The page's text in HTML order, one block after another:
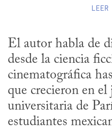
LEER
El autor habla de
desde la ciencia
cinematográfica
que crecieron en
universitaria de
estudiantes